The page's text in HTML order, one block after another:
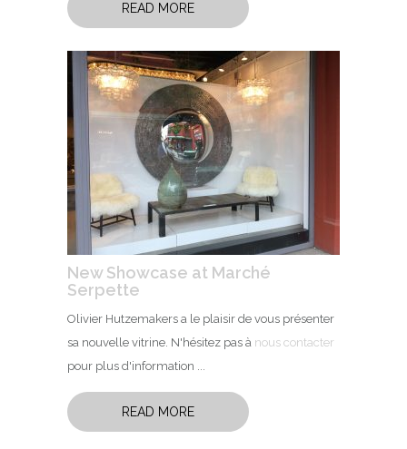
READ MORE
New Showcase at Marché
Serpette
Olivier Hutzemakers a le plaisir de vous présenter
sa nouvelle vitrine. N'hésitez pas à nous contacter
pour plus d'information ...
READ MORE